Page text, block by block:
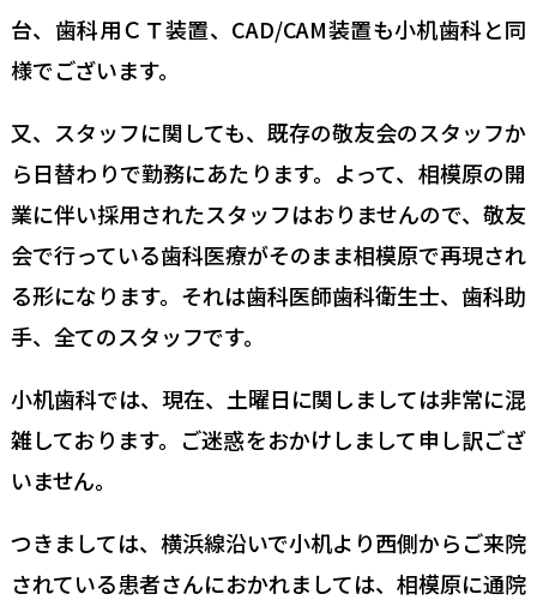
台、歯科用ＣＴ装置、CAD/CAM装置も小机歯科と同
様でございます。
又、スタッフに関しても、既存の敬友会のスタッフか
ら日替わりで勤務にあたります。よって、相模原の開
業に伴い採用されたスタッフはおりませんので、敬友
会で行っている歯科医療がそのまま相模原で再現され
る形になります。それは歯科医師歯科衛生士、歯科助
手、全てのスタッフです。
小机歯科では、現在、土曜日に関しましては非常に混
雑しております。ご迷惑をおかけしまして申し訳ござ
いません。
つきましては、横浜線沿いで小机より西側からご来院
されている患者さんにおかれましては、相模原に通院